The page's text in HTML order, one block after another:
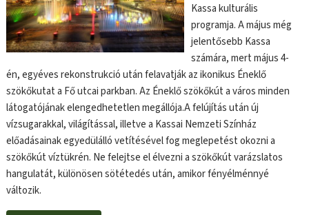
Kassa kulturális
programja. A május még
jelentősebb Kassa
számára, mert május 4-
én, egyéves rekonstrukció után felavatják az ikonikus Éneklő
szökőkutat a Fő utcai parkban. Az Éneklő szökőkút a város minden
látogatójának elengedhetetlen megállója.A felújítás után új
vízsugarakkal, világítással, illetve a Kassai Nemzeti Színház
előadásainak egyedülálló vetítésével fog meglepetést okozni a
szökőkút víztükrén. Ne felejtse el élvezni a szökőkút varázslatos
hangulatát, különösen sötétedés után, amikor fényélménnyé
változik.